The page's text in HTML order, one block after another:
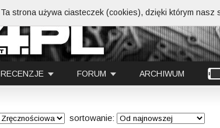
RECENZJE FORUM ARCHIWUM
sortowanie:
Ta strona używa ciasteczek (cookies), dzięki którym nasz